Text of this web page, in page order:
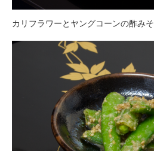
カリフラワーとヤングコーンの酢みそ